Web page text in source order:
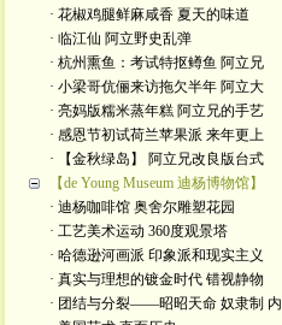
· 花椒鸡腿鲜麻咸香 夏天的味道
· 临江仙 阿立野史乱弹
· 杭州熏鱼：考试特抠鳟鱼 阿立兄
· 小梁哥伉俪来访拖欠半年 阿立大
· 亮妈版糯米蒸年糕 阿立兄的手艺
· 感恩节初试荷兰苹果派 来年更上
· 【金秋绿岛】 阿立兄改良版台式
【de Young Museum 迪杨博物馆】
· 迪杨咖啡馆 奥舍尔雕塑花园
· 工艺美术运动 360度观景塔
· 哈德逊河画派 印象派和现实主义
· 真实与理想的镀金时代 错视静物
· 团结与分裂——昭昭天命 奴隶制 内